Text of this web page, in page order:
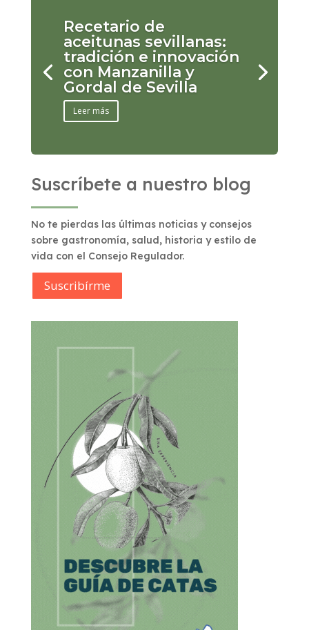
Recetario de
aceitunas sevillanas:
tradición e innovación
con Manzanilla y
Gordal de Sevilla
Leer más
Suscríbete a nuestro blog
No te pierdas las últimas noticias y consejos
sobre gastronomía, salud, historia y estilo de
vida con el Consejo Regulador.
Suscribírme